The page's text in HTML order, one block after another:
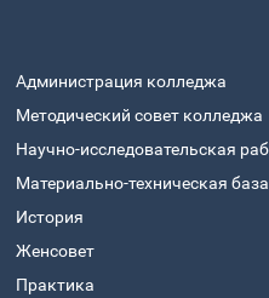
Администрация колледжа
Методический совет колледжа
Научно-исследовательская
Материально-техническая база
История
Женсовет
Практика